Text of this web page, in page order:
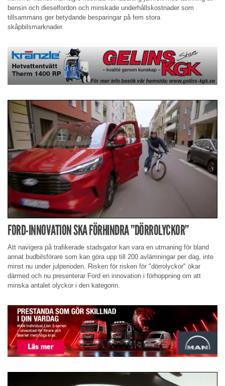
bensin och dieselfordon och minskade underhållskostnader som
tillsammans ger betydande besparingar på fem stora
skåpbilsmarknader.
FORD-INNOVATION SKA FÖRHINDRA ”DÖRROLYCKOR”
Att navigera på trafikerade stadsgator kan vara en utmaning för bland
annat budbilsförare som kan göra upp till 200 avlämningar per dag, inte
minst nu under julperioden. Risken för risken för "dörrolyckor" ökar
därmed och nu presenterar Ford en innovation i förhoppning om att
minska antalet olyckor i den kategorin.